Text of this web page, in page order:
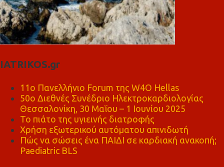
IATRIKOS.gr
11ο Πανελλήνιο Forum της W4O Hellas
50ο Διεθνές Συνέδριο Ηλεκτροκαρδιολογίας
Θεσσαλονίκη, 30 Μαΐου – 1 Ιουνίου 2025
Το πιάτο της υγιεινής διατροφής
Χρήση εξωτερικού αυτόματου απινιδωτή
Πώς να σώσεις ένα ΠΑΙΔΙ σε καρδιακή ανακοπή;
Paediatric BLS